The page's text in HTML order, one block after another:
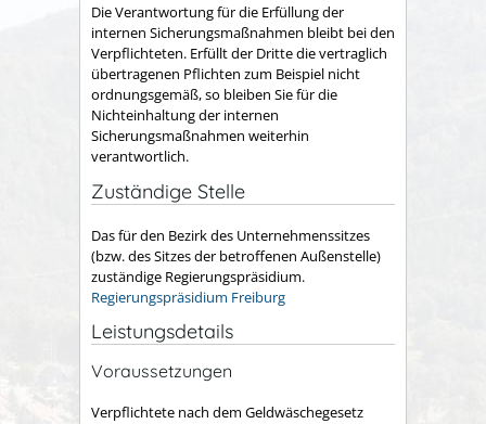
Die Verantwortung für die Erfüllung der
internen Sicherungsmaßnahmen bleibt bei den
Verpflichteten. Erfüllt der Dritte die vertraglich
übertragenen Pflichten zum Beispiel nicht
ordnungsgemäß, so bleiben Sie für die
Nichteinhaltung der internen
Sicherungsmaßnahmen weiterhin
verantwortlich.
Zuständige Stelle
Das für den Bezirk des Unternehmenssitzes
(bzw. des Sitzes der betroffenen Außenstelle)
zuständige Regierungspräsidium.
Regierungspräsidium Freiburg
Leistungsdetails
Voraussetzungen
Verpflichtete nach dem Geldwäschegesetz